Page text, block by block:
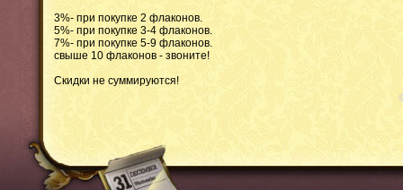
3%- при покупке 2 флаконов.
5%- при покупке 3-4 флаконов.
7%- при покупке 5-9 флаконов.
свыше 10 флаконов - звоните!
Скидки не суммируются!